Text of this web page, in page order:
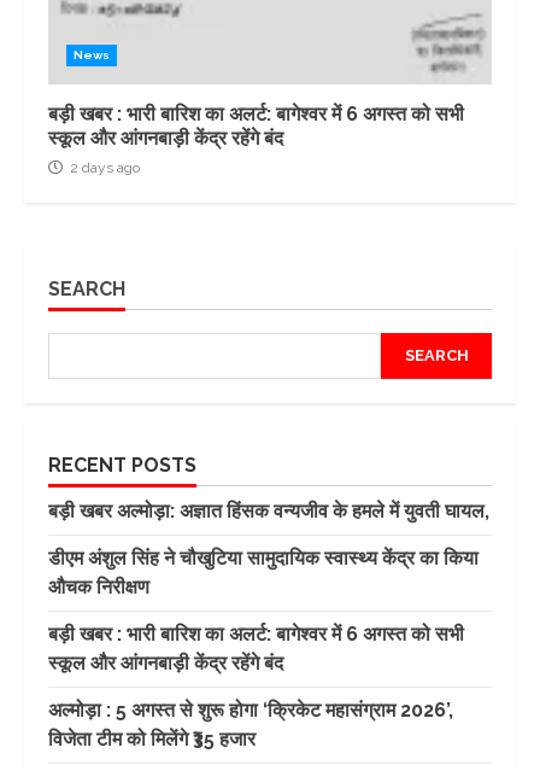
News
बड़ी खबर : भारी बारिश का अलर्ट: बागेश्वर में 6 अगस्त को सभी
स्कूल और आंगनबाड़ी केंद्र रहेंगे बंद
2 days ago
SEARCH
SEARCH
RECENT POSTS
बड़ी खबर अल्मोड़ा: अज्ञात हिंसक वन्यजीव के हमले में युवती घायल,
डीएम अंशुल सिंह ने चौखुटिया सामुदायिक स्वास्थ्य केंद्र का किया
औचक निरीक्षण
बड़ी खबर : भारी बारिश का अलर्ट: बागेश्वर में 6 अगस्त को सभी
स्कूल और आंगनबाड़ी केंद्र रहेंगे बंद
अल्मोड़ा : 5 अगस्त से शुरू होगा ‘क्रिकेट महासंग्राम 2026’,
विजेता टीम को मिलेंगे ₹35 हजार